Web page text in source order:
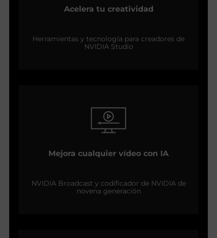
Acelera tu creatividad
Herramientas y tecnología para creadores de
NVIDIA Studio
Mejora cualquier vídeo con IA
NVIDIA Broadcast y codificador de NVIDIA de
novena generación